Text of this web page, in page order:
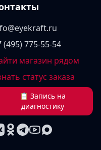
(495) 775-55-54
магазин рядом
статус заказа
📋 Запись на
диагностику